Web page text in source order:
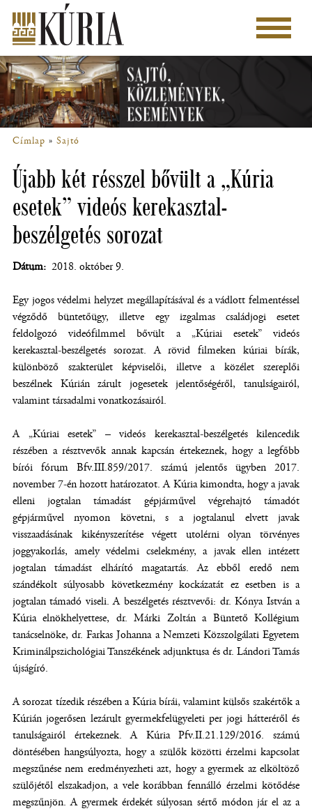
tartalomra
Főmenü
Morzsa
Címlap Sajtó
Újabb két résszel bővült a „Kúria
esetek” videós kerekasztal-
beszélgetés sorozat
Dátum 2018. október 9.
Egy jogos védelmi helyzet megállapításával és a vádlott felmentéssel
végződő büntetőügy, illetve egy izgalmas családjogi esetet
feldolgozó videófilmmel bővült a „Kúriai esetek” videós
kerekasztal-beszélgetés sorozat. A rövid filmeken kúriai bírák,
különböző szakterület képviselői, illetve a közélet szereplői
beszélnek Kúrián zárult jogesetek jelentőségéről, tanulságairól,
valamint társadalmi vonatkozásairól.
A „Kúriai esetek” – videós kerekasztal-beszélgetés kilencedik
részében a résztvevők annak kapcsán értekeznek, hogy a legfőbb
bírói fórum Bfv.III.859/2017. számú jelentős ügyben 2017.
november 7-én hozott határozatot. A Kúria kimondta, hogy a javak
elleni jogtalan támadást gépjárművel végrehajtó támadót
gépjárművel nyomon követni, s a jogtalanul elvett javak
visszaadásának kikényszerítése végett utolérni olyan törvényes
joggyakorlás, amely védelmi cselekmény, a javak ellen intézett
jogtalan támadást elhárító magatartás. Az ebből eredő nem
szándékolt súlyosabb következmény kockázatát ez esetben is a
jogtalan támadó viseli. A beszélgetés résztvevői: dr. Kónya István a
Kúria elnökhelyettese, dr. Márki Zoltán a Büntető Kollégium
tanácselnöke, dr. Farkas Johanna a Nemzeti Közszolgálati Egyetem
Kriminálpszichológiai Tanszékének adjunktusa és dr. Lándori Tamás
újságíró.
A sorozat tízedik részében a Kúria bírái, valamint külsős szakértők a
Kúrián jogerősen lezárult gyermekfelügyeleti per jogi hátteréről és
tanulságairól értekeznek. A Kúria Pfv.II.21.129/2016. számú
döntésében hangsúlyozta, hogy a szülők közötti érzelmi kapcsolat
megszűnése nem eredményezheti azt, hogy a gyermek az elköltöző
szülőjétől elszakadjon, a vele korábban fennálló érzelmi kötődése
megszűnjön. A gyermek érdekét súlyosan sértő módon jár el az a